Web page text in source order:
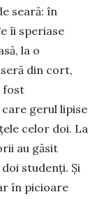
seară: în
îi speriase
la o
din cort,
fost
gerul lipise
celor doi. La
au gă­sit
studenți. Şi
în picioare